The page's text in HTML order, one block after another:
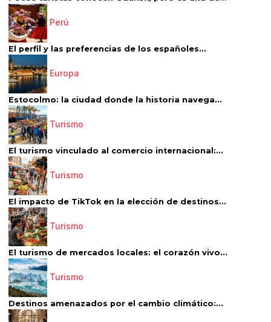
Perú
El perfil y las preferencias de los españoles...
Europa
Estocolmo: la ciudad donde la historia navega...
Turismo
El turismo vinculado al comercio internacional:...
Turismo
El impacto de TikTok en la elección de destinos...
Turismo
El turismo de mercados locales: el corazón vivo...
Turismo
Destinos amenazados por el cambio climático:...